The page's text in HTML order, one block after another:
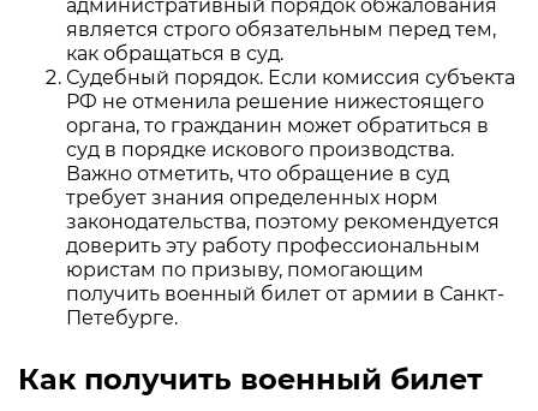
административный порядок обжалования
является строго обязательным перед тем,
как обращаться в суд.
Судебный порядок. Если комиссия субъекта
РФ не отменила решение нижестоящего
органа, то гражданин может обратиться в
суд в порядке искового производства.
Важно отметить, что обращение в суд
требует знания определенных норм
законодательства, поэтому рекомендуется
доверить эту работу профессиональным
юристам по призыву, помогающим
получить военный билет от армии в Санкт-
Петебурге.
Как получить военный билет